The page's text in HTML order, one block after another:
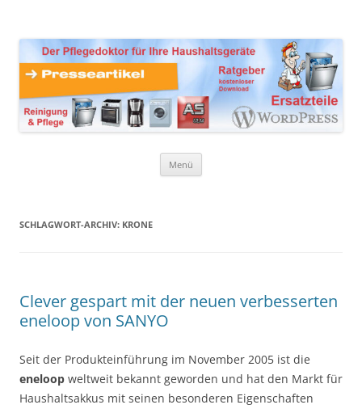
Haushaltsgeräte
Reinigungsprodukte und Pflegemittel
Menü
SCHLAGWORT-ARCHIV: KRONE
Clever gespart mit der neuen verbesserten
eneloop von SANYO
Seit der Produkteinführung im November 2005 ist die
eneloop weltweit bekannt geworden und hat den Markt für
Haushaltsakkus mit seinen besonderen Eigenschaften